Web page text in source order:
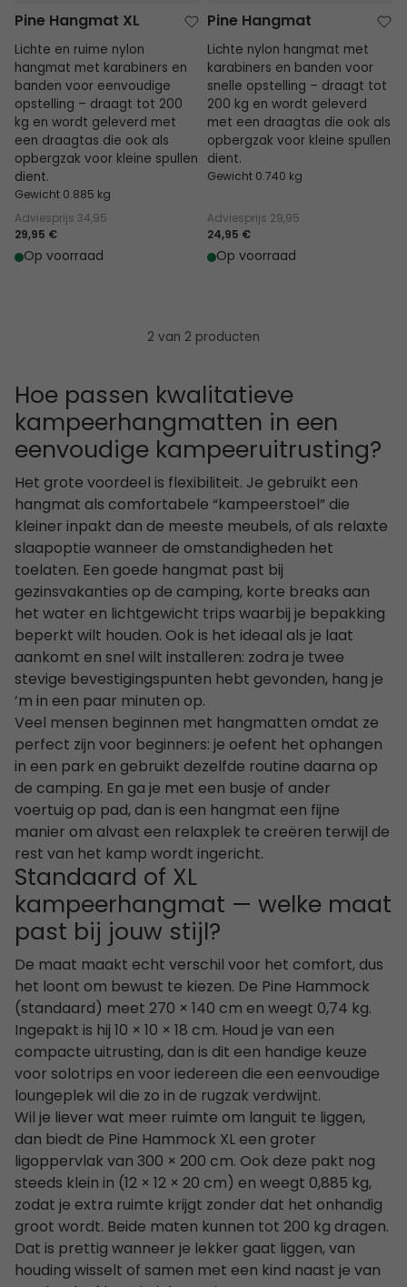
Pine Hangmat XL
Lichte en ruime nylon
hangmat met karabiners en
banden voor eenvoudige
opstelling – draagt tot 200
kg en wordt geleverd met
een draagtas die ook als
opbergzak voor kleine spullen
dient.
Gewicht 0.885 kg
Adviesprijs 34,95
29,95 €
Op voorraad
Pine Hangmat
Lichte nylon hangmat met
karabiners en banden voor
snelle opstelling – draagt tot
200 kg en wordt geleverd
met een draagtas die ook als
opbergzak voor kleine spullen
dient.
Gewicht 0.740 kg
Adviesprijs 29,95
24,95 €
Op voorraad
2 van 2 producten
Hoe passen kwalitatieve
kampeerhangmatten in een
eenvoudige kampeeruitrusting?
Het grote voordeel is flexibiliteit. Je gebruikt een
hangmat als comfortabele “kampeerstoel” die
kleiner inpakt dan de meeste meubels, of als relaxte
slaapoptie wanneer de omstandigheden het
toelaten. Een goede hangmat past bij
gezinsvakanties op de camping, korte breaks aan
het water en lichtgewicht trips waarbij je bepakking
beperkt wilt houden. Ook is het ideaal als je laat
aankomt en snel wilt installeren: zodra je twee
stevige bevestigingspunten hebt gevonden, hang je
’m in een paar minuten op.
Veel mensen beginnen met hangmatten omdat ze
perfect zijn voor beginners: je oefent het ophangen
in een park en gebruikt dezelfde routine daarna op
de camping. En ga je met een busje of ander
voertuig op pad, dan is een hangmat een fijne
manier om alvast een relaxplek te creëren terwijl de
rest van het kamp wordt ingericht.
Standaard of XL
kampeerhangmat — welke maat
past bij jouw stijl?
De maat maakt echt verschil voor het comfort, dus
het loont om bewust te kiezen. De Pine Hammock
(standaard) meet 270 × 140 cm en weegt 0,74 kg.
Ingepakt is hij 10 × 10 × 18 cm. Houd je van een
compacte uitrusting, dan is dit een handige keuze
voor solotrips en voor iedereen die een eenvoudige
loungeplek wil die zo in de rugzak verdwijnt.
Wil je liever wat meer ruimte om languit te liggen,
dan biedt de Pine Hammock XL een groter
ligoppervlak van 300 × 200 cm. Ook deze pakt nog
steeds klein in (12 × 12 × 20 cm) en weegt 0,885 kg,
zodat je extra ruimte krijgt zonder dat het onhandig
groot wordt. Beide maten kunnen tot 200 kg dragen.
Dat is prettig wanneer je lekker gaat liggen, van
houding wisselt of samen met een kind naast je van